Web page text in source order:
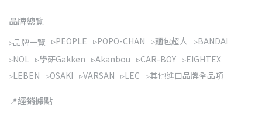
品牌總覽
▹品牌一覽 ▹PEOPLE ▹POPO-CHAN ▹麵包超人 ▹BANDAI
▹NOL ▹學研Gakken ▹Akanbou ▹CAR-BOY ▹EIGHTEX
▹LEBEN ▹OSAKI ▹VARSAN ▹LEC ▹其他進口品牌全品項
📍經銷據點